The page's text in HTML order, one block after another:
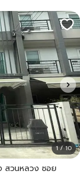
1 / 10
สวนหลวง ซอย